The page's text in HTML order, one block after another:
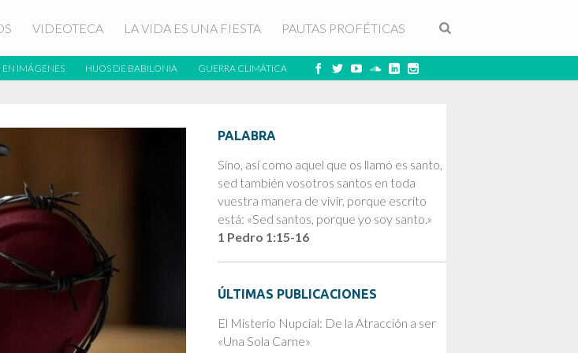
VIDEOTECA LA VIDA ES UNA FIESTA PAUTAS PROFÉTICAS
EN IMÁGENES HIJOS DE BABILONIA GUERRA CLIMÁTICA
PALABRA
Sino, así como aquel que os llamó es santo,
sed también vosotros santos en toda
vuestra manera de vivir, porque escrito
está: «Sed santos, porque yo soy santo.»
1 Pedro 1:15-16
ÚLTIMAS PUBLICACIONES
El Misterio Nupcial: De la Atracción a ser
«Una Sola Carne»